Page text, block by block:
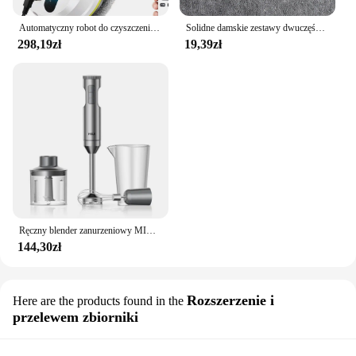
Automatyczny robot do czyszczenia okien domowych, odkurzacz zdalnie sterowany, elektryczna wycieraczka do szyb, wycieraczka do szkła domowego
298,19zł
Solidne damskie zestawy dwuczęściowe brzoskwiniowe pośladki spodenki damskie Trackuists zestaw gimnastyczny Halter szorty Fitness Push Up biustonosz lato
19,39zł
Ręczny blender zanurzeniowy MIUI 1000 W potężny 4 w 1, mikser do żywności w sztyfcie ze stali nierdzewnej, zlewka mieszająca 700 ml, procesor 500 ml, trzepaczka
144,30zł
Here are the products found in the Rozszerzenie i
przelewem zbiorniki